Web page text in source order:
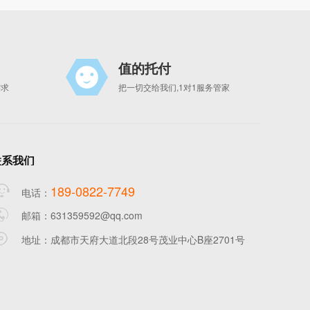
值的托付
把一切交给我们,1对1服务管家
我们
电话： 189-0822-7749
邮箱：631359592@qq.com
地址：成都市天府大道北段28号茂业中心B座2701号